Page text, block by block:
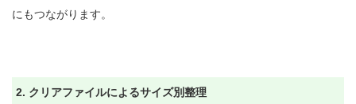
にもつながります。
2. クリアファイルによるサイズ別整理